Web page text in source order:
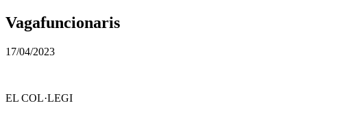
Vagafuncionaris
17/04/2023
EL COL·LEGI